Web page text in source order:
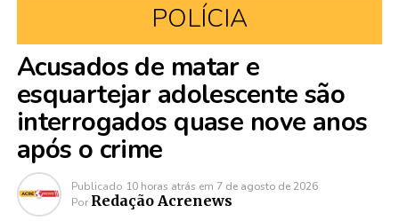
POLÍCIA
Acusados de matar e
esquartejar adolescente são
interrogados quase nove anos
após o crime
Publicado 10 horas atrás em 7 de agosto de 2026
Por Redação Acrenews